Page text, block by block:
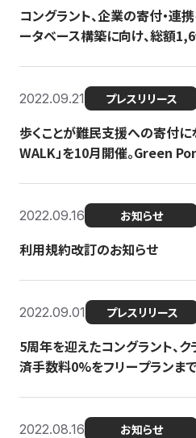
コングラント、企業の寄付・連
ータベース構築に向け、総額
2022.09.21 プレスリリース
歩くことが難民支援への寄付に
WALK」を10月開催。Green
2022.09.16 お知らせ
利用規約改訂のお知らせ
2022.09.01 プレスリリース
5周年を迎えたコングラント、
済手数料0%をフリープランま
2022.08.16 お知らせ